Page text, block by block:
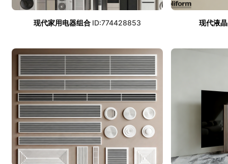
现代家用电器组合 ID:774428853 现代液